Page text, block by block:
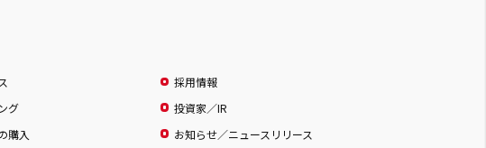
グ
購入
採用情報
投資家／IR
お知らせ／ニュースリリース